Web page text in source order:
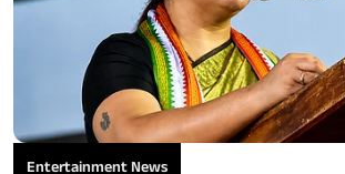
Entertainment News